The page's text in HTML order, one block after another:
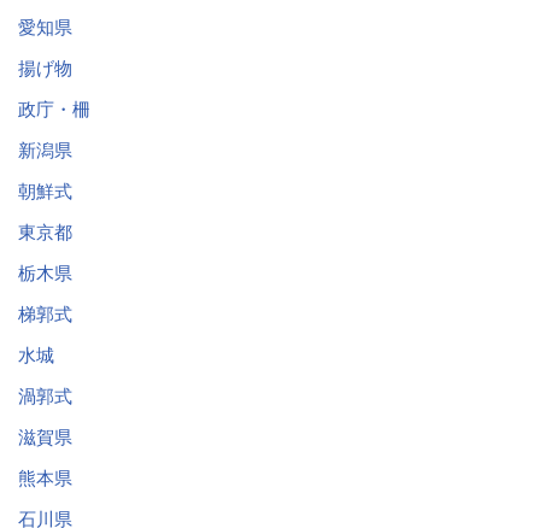
愛知県
揚げ物
政庁・柵
新潟県
朝鮮式
東京都
栃木県
梯郭式
水城
渦郭式
滋賀県
熊本県
石川県